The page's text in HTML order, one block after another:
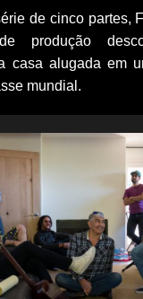
de cinco partes,
produção
casa alugada em
mundial.